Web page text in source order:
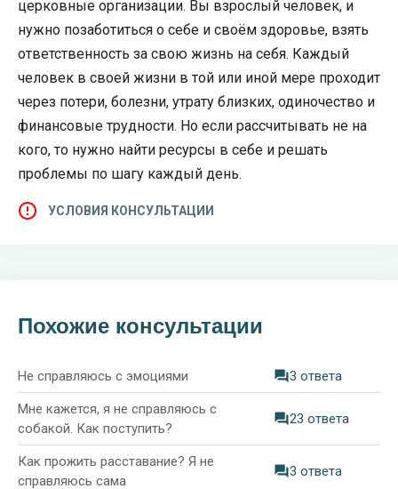
церковные организации. Вы взрослый человек, и
нужно позаботиться о себе и своём здоровье, взять
ответственность за свою жизнь на себя. Каждый
человек в своей жизни в той или иной мере проходит
через потери, болезни, утрату близких, одиночество и
финансовые трудности. Но если рассчитывать не на
кого, то нужно найти ресурсы в себе и решать
проблемы по шагу каждый день.
УСЛОВИЯ КОНСУЛЬТАЦИИ
Похожие консультации
Не справляюсь с эмоциями 3 ответа
Мне кажется, я не справляюсь с
собакой. Как поступить?
23 ответа
Как прожить расставание? Я не
справляюсь сама
3 ответа